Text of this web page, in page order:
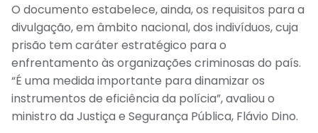
O documento estabelece, ainda, os requisitos para a
divulgação, em âmbito nacional, dos indivíduos, cuja
prisão tem caráter estratégico para o
enfrentamento às organizações criminosas do país.
“É uma medida importante para dinamizar os
instrumentos de eficiência da polícia”, avaliou o
ministro da Justiça e Segurança Pública, Flávio Dino.